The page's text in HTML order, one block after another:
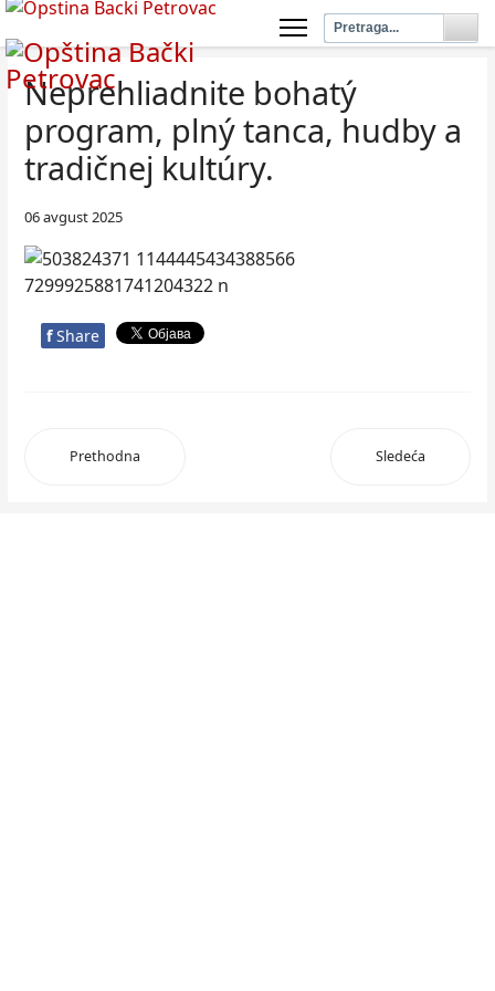
Neprehliadnite bohatý
program, plný tanca, hudby a
tradičnej kultúry.
06 avgust 2025
f Share
Prethodna Sledeća